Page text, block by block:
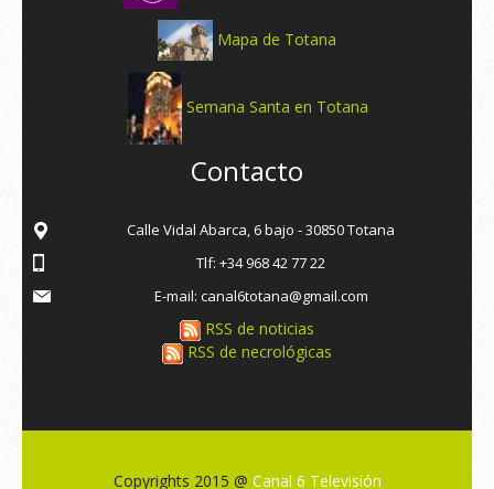
Mapa de Totana
Semana Santa en Totana
Contacto
Calle Vidal Abarca, 6 bajo - 30850 Totana
Tlf: +34 968 42 77 22
E-mail: canal6totana@gmail.com
RSS de noticias
RSS de necrológicas
Copyrights 2015 @ Canal 6 Televisión